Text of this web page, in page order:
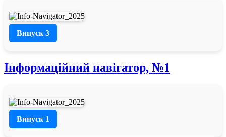
Випуск 3
Інформаційний навігатор, №1
Випуск 1